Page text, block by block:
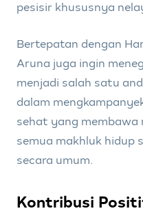
pesisir khususnya
Bertepatan dengan
Aruna juga ingin
menjadi salah satu
dalam
sehat yang membawa
semua makhluk hidup
secara umum.
Kontribusi